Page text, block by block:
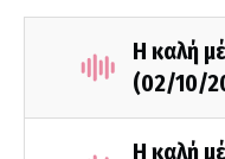
Η καλή
(02/10/
Η καλή